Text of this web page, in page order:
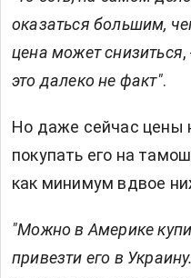
оказаться большим,
цена может снизиться
это далеко не факт".
Но даже сейчас цены
покупать его на
как минимум вдвое
"Можно в Америке
привезти его в